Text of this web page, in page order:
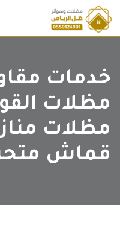
Skip
to
content
خدمات
مظلات
مظلات
قماش